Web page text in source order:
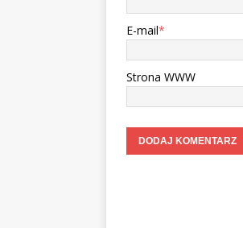
E-mail*
Strona WWW